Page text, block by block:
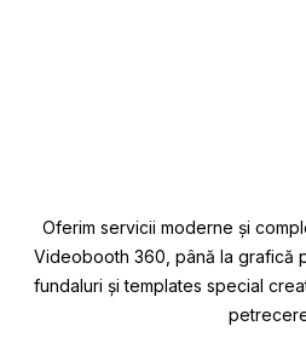
Oferim servicii moderne și
Videobooth 360, până la grafică
fundaluri și templates special